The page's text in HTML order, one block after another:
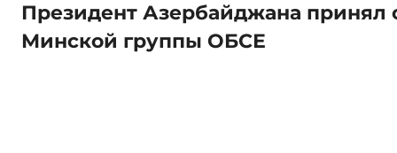
Президент Азербайджана принял
Минской группы ОБСЕ